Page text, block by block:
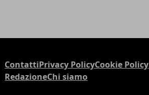
ContattiPrivacy PolicyCookie Policy
RedazioneChi siamo